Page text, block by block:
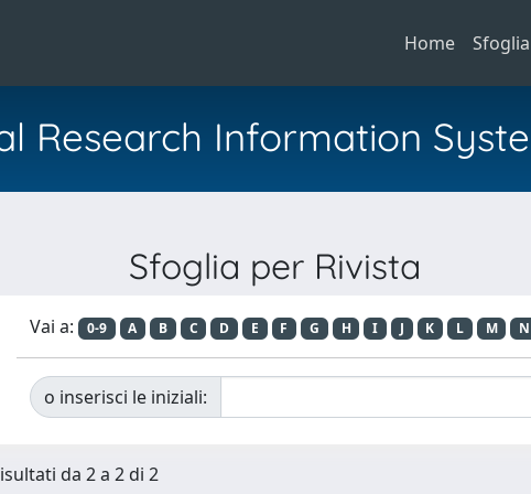
Home Sfoglia
Research Information
Sfoglia per Rivista
Vai a: 0-9 A B C D E F G H I J K L M N
o inserisci le iniziali:
da 2 a 2 di 2